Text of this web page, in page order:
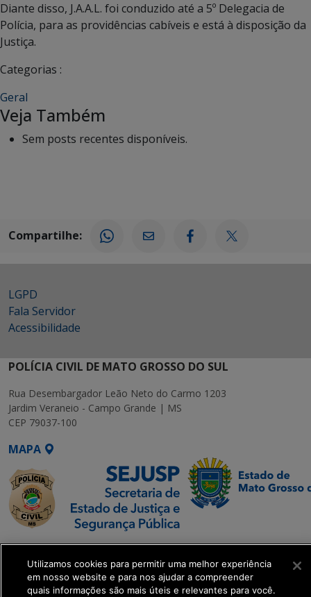
Diante disso, J.A.A.L. foi conduzido até a 5º Delegacia de
Polícia, para as providências cabíveis e está à disposição da
Justiça.
Categorias :
Geral
Veja Também
Sem posts recentes disponíveis.
Compartilhe:
LGPD
Fala Servidor
Acessibilidade
POLÍCIA CIVIL DE MATO GROSSO DO SUL
Rua Desembargador Leão Neto do Carmo 1203
Jardim Veraneio - Campo Grande | MS
CEP 79037-100
MAPA
SETDIG | Secretaria-
Executiva de
Transformação Digital
Utilizamos cookies para permitir uma melhor experiência
em nosso website e para nos ajudar a compreender
quais informações são mais úteis e relevantes para você.